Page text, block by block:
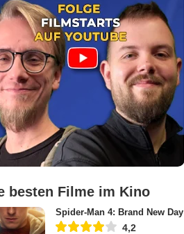
besten Filme im Kino
Spider-Man 4: Brand New Day
4,2